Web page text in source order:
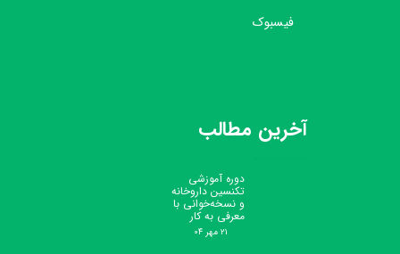
آخرین مطالب
دوره آموزشی
تکنسین داروخانه
و نسخه‌خوانی با
معرفی به کار
۲۱ مهر ۰۴
فیسبوک